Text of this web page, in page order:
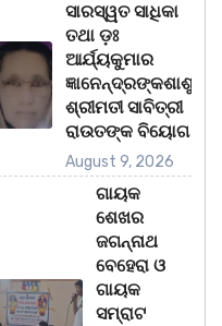
ସାରସ୍ୱତ ସାଧିକା
ତଥା ଡ଼ଃ
ଆର୍ଯ୍ୟକୁମାର
ଜ୍ଞାନେନ୍ଦ୍ରଙ୍କଶାଶୁ
ଶ୍ରୀମତୀ ସାବିତ୍ରୀ
ରାଉତଙ୍କ ବିୟୋଗ
August 9, 2026
ଗାୟକ
ଶେଖର
ଜଗନ୍ନାଥ
ବେହେରା ଓ
ଗାୟକ
ସମ୍ରାଟ